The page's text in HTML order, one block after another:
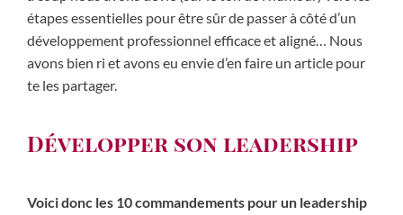
étapes essentielles pour être sûr de passer à côté d’un
développement professionnel efficace et aligné… Nous
avons bien ri et avons eu envie d’en faire un article pour
te les partager.
Développer son leadership
Voici donc les 10 commandements pour un leadership